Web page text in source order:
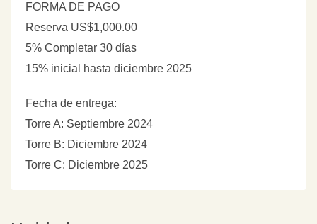
FORMA DE PAGO
Reserva US$1,000.00
5% Completar 30 días
15% inicial hasta diciembre 2025
Fecha de entrega:
Torre A: Septiembre 2024
Torre B: Diciembre 2024
Torre C: Diciembre 2025